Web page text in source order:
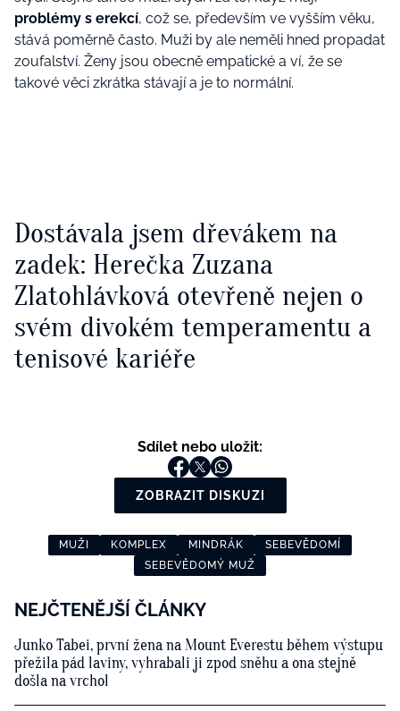
problémy s erekcí, což se, především ve vyšším věku,
stává poměrně často. Muži by ale neměli hned propadat
zoufalství. Ženy jsou obecně empatické a ví, že se
takové věci zkrátka stávají a je to normální.
Dostávala jsem dřevákem na
zadek: Herečka Zuzana
Zlatohlávková otevřeně nejen o
svém divokém temperamentu a
tenisové kariéře
Sdílet nebo uložit:
ZOBRAZIT DISKUZI
MUŽI KOMPLEX MINDRÁK
SEBEVĚDOMÍ
SEBEVĚDOMÝ MUŽ
NEJČTENĚJŠÍ ČLÁNKY
Junko Tabei, první žena na Mount Everestu během výstupu
přežila pád laviny, vyhrabali ji zpod sněhu a ona stejně
došla na vrchol